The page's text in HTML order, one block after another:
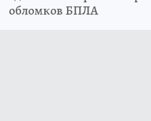
обломков БПЛА